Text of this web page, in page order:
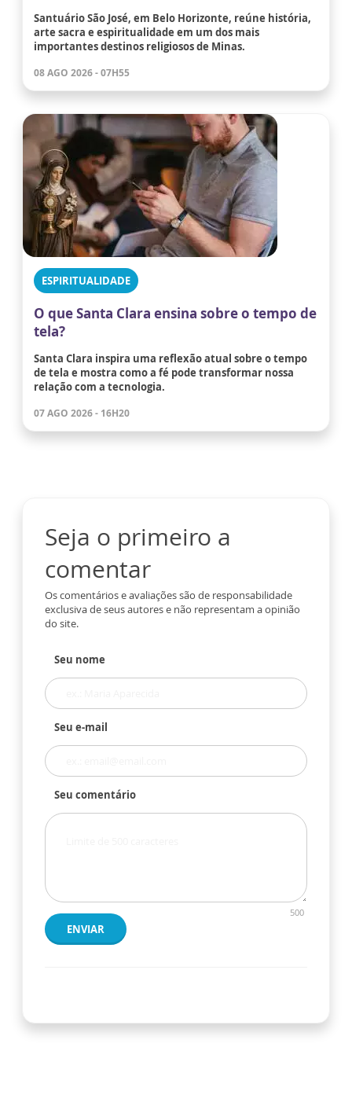
Santuário São José, em Belo Horizonte, reúne história,
arte sacra e espiritualidade em um dos mais
importantes destinos religiosos de Minas.
08 AGO 2026 - 07H55
ESPIRITUALIDADE
O que Santa Clara ensina sobre o tempo de
tela?
Santa Clara inspira uma reflexão atual sobre o tempo
de tela e mostra como a fé pode transformar nossa
relação com a tecnologia.
07 AGO 2026 - 16H20
Seja o primeiro a
comentar
Os comentários e avaliações são de responsabilidade
exclusiva de seus autores e não representam a opinião
do site.
Seu nome
Seu e-mail
Seu comentário
500
ENVIAR